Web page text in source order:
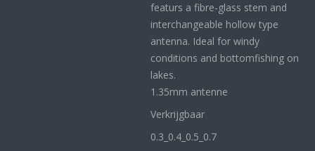
featurs a fibre-glass stem and
interchangeable hollow type
antenna. Ideal for windy
conditions and bottomfishing on
lakes.
1.35mm antenne
Verkrijgbaar
0.3_ 0.4_ 0.5_0.7